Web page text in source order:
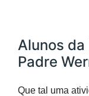
Alunos da
Padre
Que tal uma